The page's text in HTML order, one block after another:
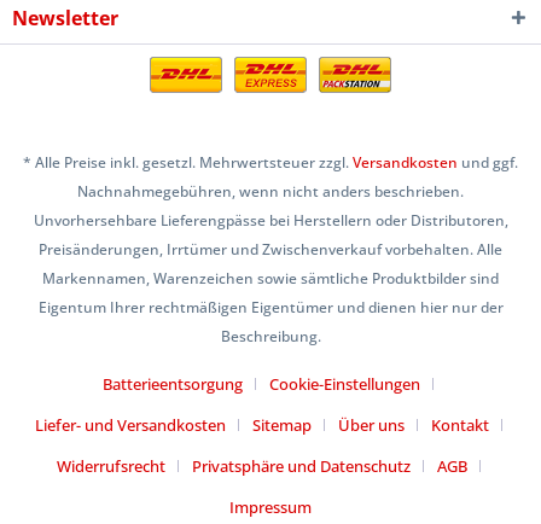
Newsletter
* Alle Preise inkl. gesetzl. Mehrwertsteuer zzgl.Versandkosten und ggf.
Nachnahmegebühren, wenn nicht anders beschrieben.
Unvorhersehbare Lieferengpässe bei Herstellern oder Distributoren,
Preisänderungen, Irrtümer und Zwischenverkauf vorbehalten. Alle
Markennamen, Warenzeichen sowie sämtliche Produktbilder sind
Eigentum Ihrer rechtmäßigen Eigentümer und dienen hier nur der
Beschreibung.
Batterieentsorgung
Cookie-Einstellungen
Liefer- und Versandkosten
Sitemap Über uns
Kontakt
Widerrufsrecht
Privatsphäre und Datenschutz
AGB
Impressum